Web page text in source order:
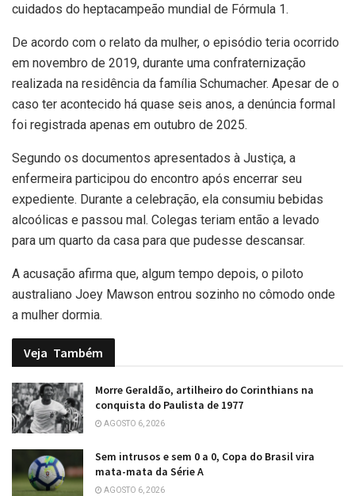
cuidados do heptacampeão mundial de Fórmula 1.
De acordo com o relato da mulher, o episódio teria ocorrido
em novembro de 2019, durante uma confraternização
realizada na residência da família Schumacher. Apesar de o
caso ter acontecido há quase seis anos, a denúncia formal
foi registrada apenas em outubro de 2025.
Segundo os documentos apresentados à Justiça, a
enfermeira participou do encontro após encerrar seu
expediente. Durante a celebração, ela consumiu bebidas
alcoólicas e passou mal. Colegas teriam então a levado
para um quarto da casa para que pudesse descansar.
A acusação afirma que, algum tempo depois, o piloto
australiano Joey Mawson entrou sozinho no cômodo onde
a mulher dormia.
Veja Também
Morre Geraldão, artilheiro do Corinthians na
conquista do Paulista de 1977
AGOSTO 6, 2026
Sem intrusos e sem 0 a 0, Copa do Brasil vira
mata-mata da Série A
AGOSTO 6, 2026